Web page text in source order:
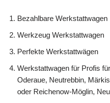
Bezahlbare Werkstattwagen
Werkzeug Werkstattwagen
Perfekte Werkstattwägen
Werkstattwagen für Profis
Oderaue, Neutrebbin,
oder Reichenow-Möglin,